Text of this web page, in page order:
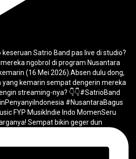
Sempat bikin geger dun